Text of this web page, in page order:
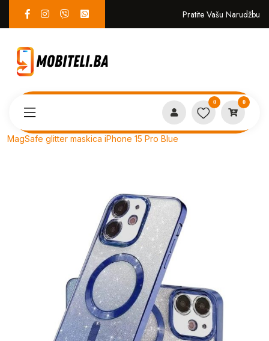
Pratite Vašu Narudžbu
0 0
MagSafe glitter maskica iPhone 15 Pro Blue